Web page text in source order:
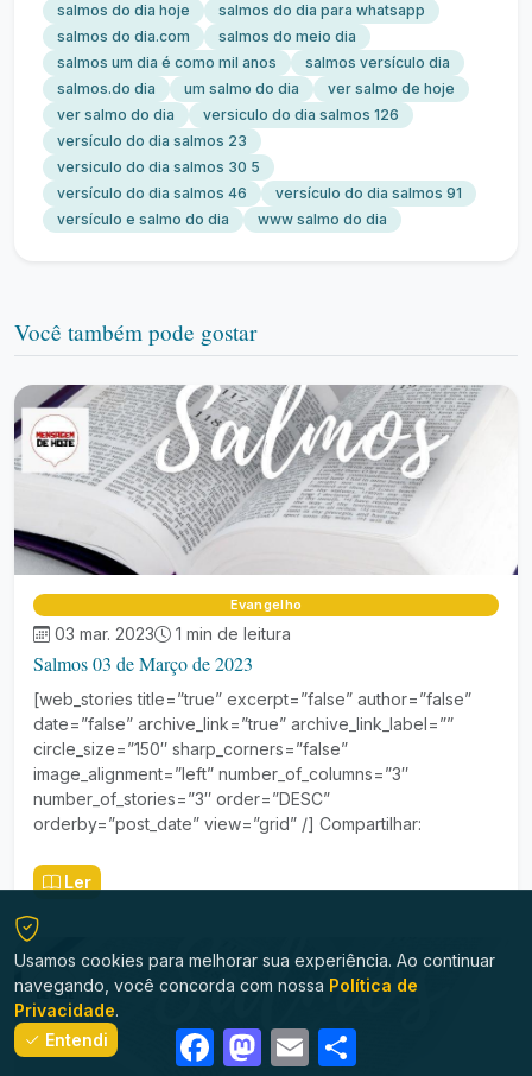
salmos do dia hoje
salmos do dia para whatsapp
salmos do dia.com
salmos do meio dia
salmos um dia é como mil anos
salmos versículo dia
salmos.do dia
um salmo do dia
ver salmo de hoje
ver salmo do dia
versiculo do dia salmos 126
versículo do dia salmos 23
versiculo do dia salmos 30 5
versículo do dia salmos 46
versículo do dia salmos 91
versículo e salmo do dia
www salmo do dia
Você também pode gostar
Evangelho
03 mar. 2023 1 min de leitura
Salmos 03 de Março de 2023
[web_stories title=”true” excerpt=”false” author=”false”
date=”false” archive_link=”true” archive_link_label=””
circle_size=”150″ sharp_corners=”false”
image_alignment=”left” number_of_columns=”3″
number_of_stories=”3″ order=”DESC”
orderby=”post_date” view=”grid” /] Compartilhar:
Ler
Usamos cookies para melhorar sua experiência. Ao continuar
navegando, você concorda com nossa Política de
Privacidade.
Entendi
FacebookMastodon
Email